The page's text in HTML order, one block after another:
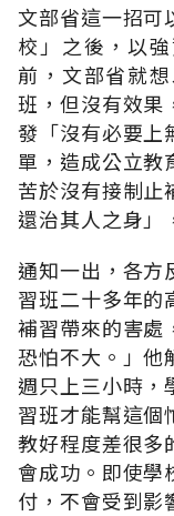
文部省這一招可
校」之後，以
前，文部省就
班，但沒有效果
發「沒有必要上
單，造成公立教
苦於沒有接制止
還治其人之身」
通知一出，各方
習班二十多年的
補習帶來的害處
恐怕不大。」他
週只上三小時，
習班才能幫這個
教好程度差很多
會成功。即使學
付，不會受到影